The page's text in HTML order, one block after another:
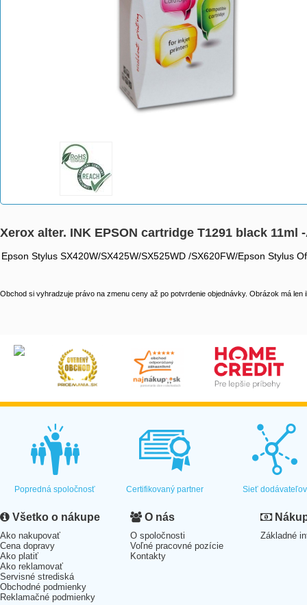
Xerox alter. INK EPSON cartridge T1291 black 11ml
Epson Stylus SX420W/SX425W/SX525WD /SX620FW/Epson Stylus
Obchod si vyhradzuje právo na zmenu ceny až po potvrdenie objednávky. Obrázok má len
Popredná spoločnosť Certifikovaný partner Sieť dodávateľov
Všetko o nákupe
Ako nakupovať
Cena dopravy
Ako platiť
Ako reklamovať
Servisné strediská
Obchodné podmienky
Reklamačné podmienky
O nás
O spoločnosti
Voľné pracovné pozície
Kontakty
Základné